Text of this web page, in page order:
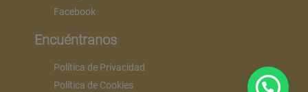
Facebook
Encuéntranos
Política de Privacidad
Política de Cookies